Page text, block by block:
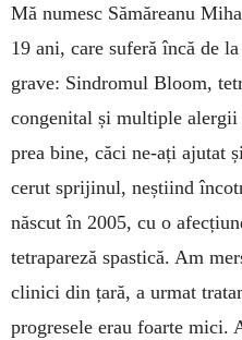
Mă numesc Sămăreanu
19 ani, care suferă încă de
grave: Sindromul Bloom,
congenital și multiple
prea bine, căci ne-ați ajutat
cerut sprijinul, neștiind
născut în 2005, cu o
tetrapareză spastică. Am
clinici din țară, a urmat
progresele erau foarte mici.